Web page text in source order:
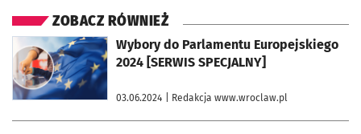
ZOBACZ RÓWNIEŻ
Wybory do Parlamentu Europejskiego
2024 [SERWIS SPECJALNY]
03.06.2024 | Redakcja www.wroclaw.pl
otworzy się w nowej karcie